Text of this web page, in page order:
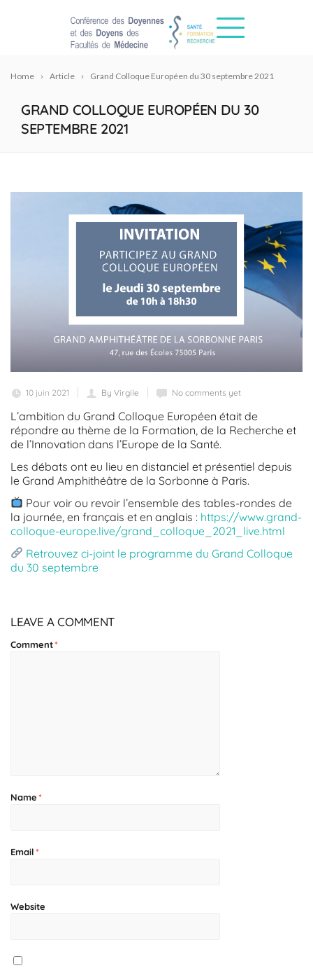
Home Article Grand Colloque Européen du 30 septembre 2021
GRAND COLLOQUE EUROPÉEN DU 30
SEPTEMBRE 2021
10 juin 2021 By Virgile No comments yet
L’ambition du Grand Colloque Européen était de
répondre au thème de la Formation, de la Recherche et
de l’Innovation dans l’Europe de la Santé.
Les débats ont eu lieu en distanciel et présentiel depuis
le Grand Amphithéâtre de la Sorbonne à Paris.
Pour voir ou revoir l’ensemble des tables-rondes de
la journée, en français et en anglais : https://www.grand-
colloque-europe.live/grand_colloque_2021_live.html
Retrouvez ci-joint le programme du Grand Colloque
du 30 septembre
LEAVE A COMMENT
Comment*
Name*
Email*
Website